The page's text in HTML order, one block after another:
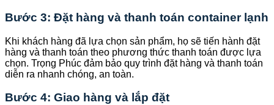
Bước 3: Đặt hàng và thanh toán container lạnh
Khi khách hàng đã lựa chọn sản phẩm, họ sẽ tiến hành đặt
hàng và thanh toán theo phương thức thanh toán được lựa
chọn. Trọng Phúc đảm bảo quy trình đặt hàng và thanh toán
diễn ra nhanh chóng, an toàn.
Bước 4: Giao hàng và lắp đặt